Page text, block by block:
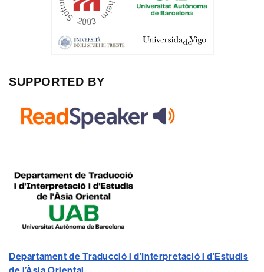
SUPPORTED BY
Departament de Traducció i d’Interpretació i d’Estudis